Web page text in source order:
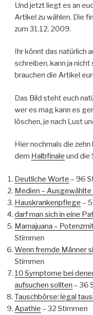
Und jetzt liegt es an
Artikel zu wählen. Die
zum 31.12. 2009.
Ihr könnt das natürlich
schreiben, kann ja
brauchen die Artikel
Das Bild steht euch
wer es mag kann es
löschen, je nach Lust
Hier nochmals die
dem Halbfinale und die
Deutliche Worte – 96
Medien –
Hauskrankenpflege –
darf man sich in eine
Mamajuana –
Stimmen
Wenn fremde Männer
Stimmen
10 Symptome bei
aufsuchen sollten – 36
Tauschbörse: legal
Apathie – 32 Stimmen